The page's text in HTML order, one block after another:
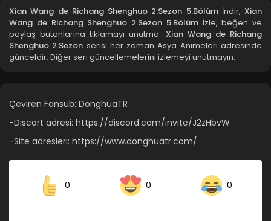
Blm 3 - Xian Wang de Richang Shenghuo 2.Sezon 3.Bölüm
- Ocak 2, 2022
Xian Wang de Richang Shenghuo 2.Sezon
Xian Wang de Richang Shenghuo 2.Sezon
1.Bölüm
Blm 1 - Xian Wang de Richang Shenghuo 2.Sezon 1.Bölüm -
Ocak 2, 2022
Xian Wang de Richang Shenghuo 2.Sezon 5.Bölümİndir, Xian
Wang de Richang Shenghuo 2.Sezon 5.Bölümİzle, beğen ve
paylaş butonlarına tıklamayı unutma. Xian Wang de Richang
Shenghuo 2.Sezon serisi her zaman Asya Animeleri adresinde
günceldir. Diğer seri güncellemelerini izlemeyi unutmayın.
Çeviren Fansub: DonghuaTR
-Discort adresi: https://discord.com/invite/J2zHbvW
-Site adresleri: https://www.donghuatr.com/
0 0 0